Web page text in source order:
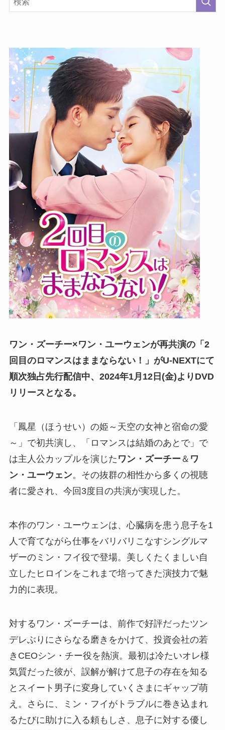
ワン・ズーチー×ワン・ユーウェンが再共演の「2
回目のロマンスはままならない！」がU-NEXTにて
順次独占先行配信中、2024年1月12日(金)よりDVD
リリースとなる。
「鳳星（ほうせい）の姫～天空の女神と宿命の愛
～」で初共演し、「ロマンスは結婚のあとで」で
は主人公カップルを演じた ワン・ズーチー ＆ ワ
ン・ユーウェン。その抜群の相性から多くの視聴
者に愛され、今回3度目の共演が実現した。
本作のワン・ユーウェンは、心臓病を患う息子を1
人で育てながら仕事をバリバリこなすシングルマ
ザーのミン・フイ役で登場。美しくたくましい自
立したヒロインをこれまで培ってきた演技力で魅
力的に表現。
対するワン・ズーチーは、前作で好評だったツン
デレぶりにさらなる磨きをかけて、投資会社の若
きCEOシン・チー役を熱演。最初は冷たいオレ様
気質だった彼が、誤解が解けて息子の存在を知る
とスイート男子に変身していくさまにギャップ萌
え。さらに、ミン・フイがトラブルに巻き込まれ
るたびに助けに入る頼もしさ、息子に対する優し